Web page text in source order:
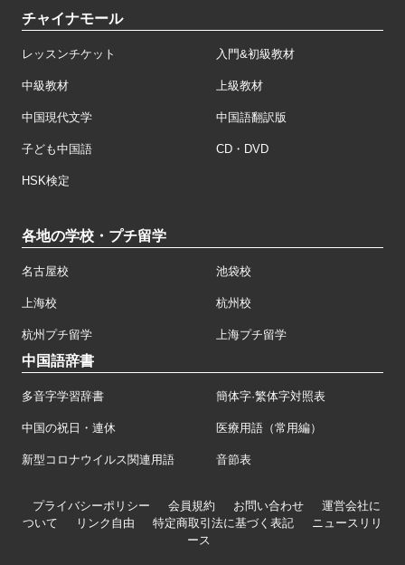
チャイナモール
レッスンチケット 入門&初級教材
中級教材 上級教材
中国現代文学 中国語翻訳版
子ども中国語 CD・DVD
HSK検定
各地の学校・プチ留学
名古屋校 池袋校
上海校 杭州校
杭州プチ留学 上海プチ留学
中国語辞書
多音字学習辞書 簡体字·繁体字対照表
中国の祝日・連休 医療用語（常用編）
新型コロナウイルス関連用語 音節表
プライバシーポリシー 会員規約 お問い合わせ
運営会社に
ついて
リンク自由 特定商取引法に基づく表記
ニュースリリ
ース